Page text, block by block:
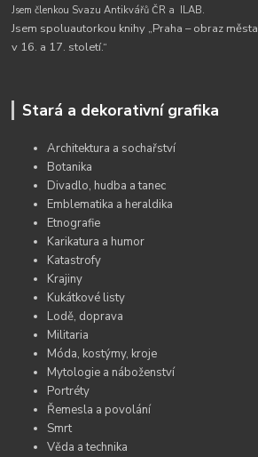
Jsem členkou Svazu Antikvářů ČR a ILAB.
Jsem spoluautorkou knihy „Praha – obraz města
v 16. a 17. století.“
Stará a dekorativní grafika
Architektura a sochařství
Botanika
Divadlo, hudba a tanec
Emblematika a heraldika
Etnografie
Karikatura a humor
Katastrofy
Krajiny
Kukátkové listy
Lodě, doprava
Militaria
Móda, kostýmy, kroje
Mytologie a náboženství
Portréty
Řemesla a povolání
Smrt
Věda a technika